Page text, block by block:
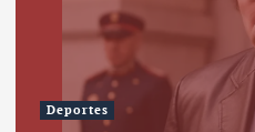
Deportes